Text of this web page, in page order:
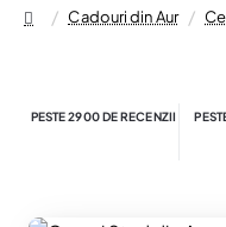
Cadouri din Aur
PESTE 2900 DE RECENZII